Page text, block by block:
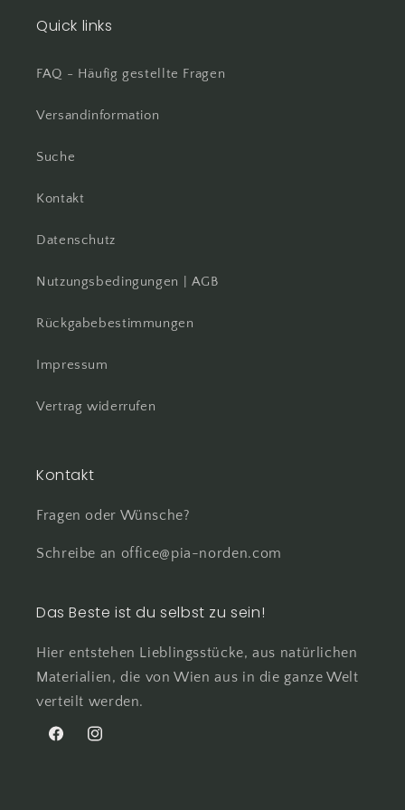
Quick links
FAQ - Häufig gestellte Fragen
Versandinformation
Suche
Kontakt
Datenschutz
Nutzungsbedingungen | AGB
Rückgabebestimmungen
Impressum
Vertrag widerrufen
Kontakt
Fragen oder Wünsche?
Schreibe an office@pia-norden.com
Das Beste ist du selbst zu sein!
Hier entstehen Lieblingsstücke, aus natürlichen
Materialien, die von Wien aus in die ganze Welt
verteilt werden.
FacebookInstagram